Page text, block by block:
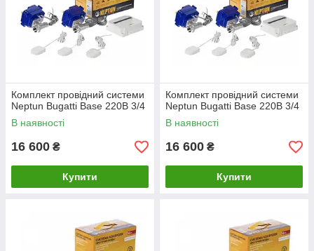
Комплект провідний системи
Neptun Bugatti Base 220B 3/4
В наявності
16 600 ₴
Купити
Комплект провідний системи
Neptun Bugatti Base 220B 3/4
В наявності
16 600 ₴
Купити